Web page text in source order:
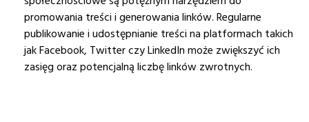
promowania treści i generowania linków. Regularne
publikowanie i udostępnianie treści na platformach takich
jak Facebook, Twitter czy LinkedIn może zwiększyć ich
zasięg oraz potencjalną liczbę linków zwrotnych.